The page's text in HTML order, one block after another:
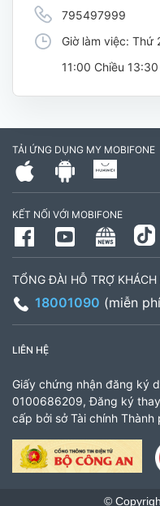
795497999
Giờ làm việc:
11:00 Chiều
- 11:30 chiều
CH 21B Ba La (CH 16
Số 16 đường Ba
Nội (gần ngã ba
quốc lộ 21B)
903460846
Giờ làm việc: 8:00
Giờ làm việc:
Cửa hàng MobiFone
206 Nguyễn Tất
Đắk Lắk
TẢI ỨNG DỤNG MY MOBIFONE
KẾT NỐI VỚI MOBIFONE
TỔNG ĐÀI HỖ TRỢ KHÁCH
18001090 (miễn
LIÊN HỆ
Giấy chứng nhận đăng ký
0100686209, Đăng ký
cấp bởi sở Tài chính Thành
©